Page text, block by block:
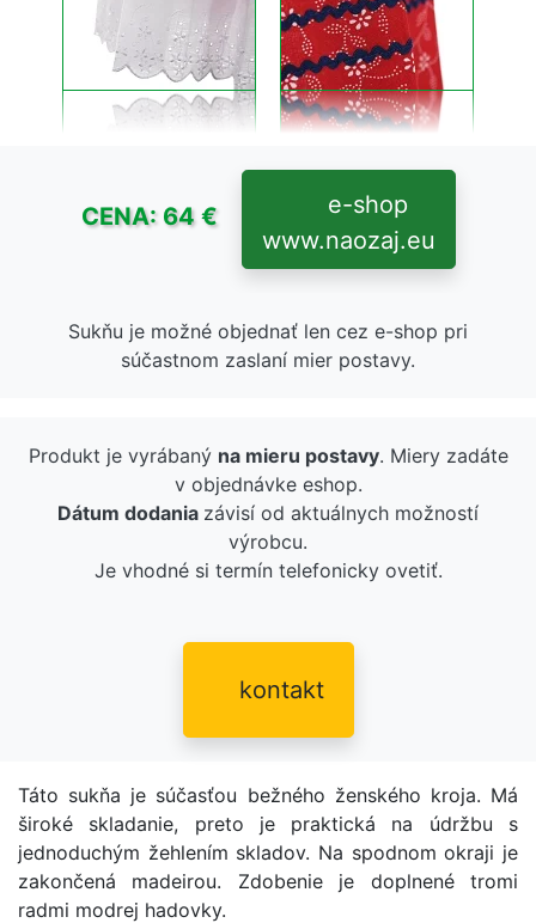
CENA: 64 €
e-shop
www.naozaj.eu
Sukňu je možné objednať len cez e-shop pri
súčastnom zaslaní mier postavy.
Produkt je vyrábaný na mieru postavy. Miery zadáte
v objednávke eshop.
Dátum dodania závisí od aktuálnych možností
výrobcu.
Je vhodné si termín telefonicky ovetiť.
kontakt
Táto sukňa je súčasťou bežného ženského kroja. Má
široké skladanie, preto je praktická na údržbu s
jednoduchým žehlením skladov. Na spodnom okraji je
zakončená madeirou. Zdobenie je doplnené tromi
radmi modrej hadovky.